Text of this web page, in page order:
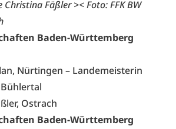
Fäßler >< Foto: FFK BW
Baden-Württemberg
Nürtingen – Landemeisterin
Bühlertal
Ostrach
Baden-Württemberg